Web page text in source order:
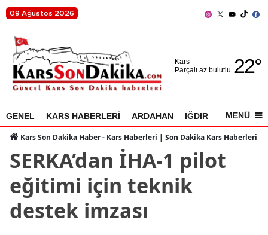
09 Ağustos 2026
Kars
Parçalı az bulutlu 22°
Adıyaman
Ağrı
Amasya
Ankara
Antalya
GENEL KARS HABERLERİ ARDAHAN IĞDIR AKYAKA
MENÜ
Kars Son Dakika Haber - Kars Haberleri | Son Dakika Kars Haberleri
SERKA’dan İHA-1 pilot
eğitimi için teknik
destek imzası